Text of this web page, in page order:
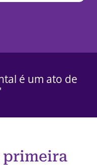
é um ato de
primeira